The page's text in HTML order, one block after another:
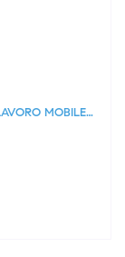
MOBILE